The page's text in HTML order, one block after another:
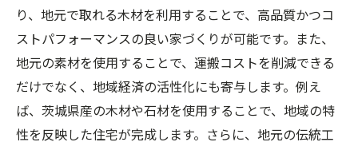
り、地元で取れる木材を利用することで、高品質かつコ
ストパフォーマンスの良い家づくりが可能です。また、
地元の素材を使用することで、運搬コストを削減できる
だけでなく、地域経済の活性化にも寄与します。例え
ば、茨城県産の木材や石材を使用することで、地域の特
性を反映した住宅が完成します。さらに、地元の伝統工